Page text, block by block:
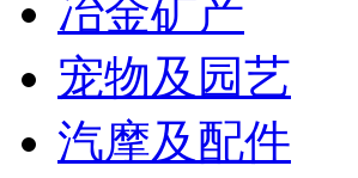
冶金矿产
宠物及园艺
汽摩及配件